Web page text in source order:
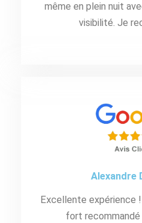
même en plein nuit
visibilité. Je
Alexandre
Excellente expérience
fort recommandé